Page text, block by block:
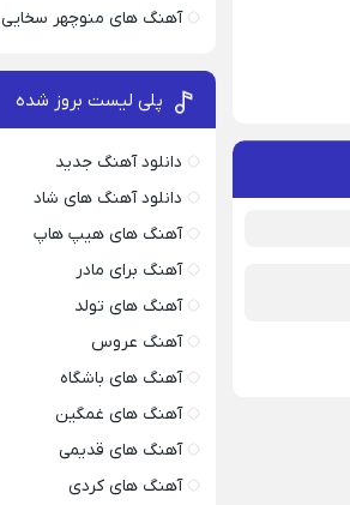
آهنگ های منوچهر سخایی
پلی لیست بروز شده
دانلود آهنگ جدید
دانلود آهنگ های شاد
آهنگ های هیپ هاپ
آهنگ برای مادر
آهنگ های تولد
آهنگ عروس
آهنگ های باشگاه
آهنگ های غمگین
آهنگ های قدیمی
آهنگ های کردی